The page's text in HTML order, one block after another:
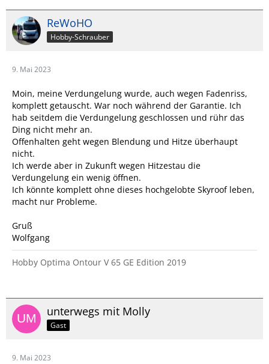
ReWoHO
Hobby-Schrauber
9. Mai 2023
Moin, meine Verdungelung wurde, auch wegen Fadenriss,
komplett getauscht. War noch während der Garantie. Ich
hab seitdem die Verdungelung geschlossen und rühr das
Ding nicht mehr an.
Offenhalten geht wegen Blendung und Hitze überhaupt
nicht.
Ich werde aber in Zukunft wegen Hitzestau die
Verdungelung ein wenig öffnen.
Ich könnte komplett ohne dieses hochgelobte Skyroof leben,
macht nur Probleme.
Gruß
Wolfgang
Hobby Optima Ontour V 65 GE Edition 2019
unterwegs mit Molly
Gast
9. Mai 2023